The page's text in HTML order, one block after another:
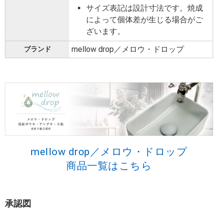
サイズ表記は設計寸法です。焼成
によって個体差が生じる場合がご
ざいます。
ブランド mellow drop／メロウ・ドロップ
mellow drop／メロウ・ドロップ
商品一覧はこちら
承認図